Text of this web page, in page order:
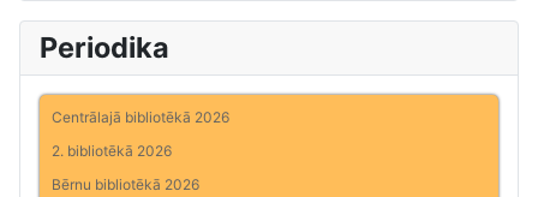
Periodika
Centrālajā bibliotēkā 2026
2. bibliotēkā 2026
Bērnu bibliotēkā 2026